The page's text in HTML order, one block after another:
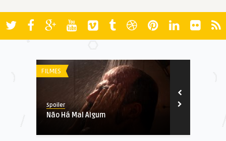
FILMES
Spoiler
Não Há Mal Algum